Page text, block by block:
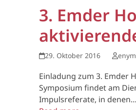
3. Emder
29. Oktober 2016 enym
Einladung zum 3. Emder
Symposium findet am
Impulsreferate, in denen…